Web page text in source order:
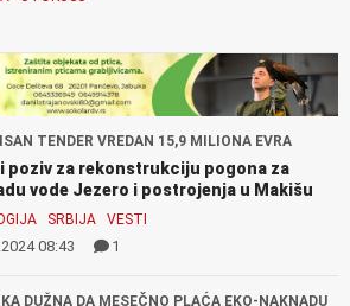
TENDER VREDAN 15,9 MILIONA EVRA
poziv za rekonstrukciju pogona za
vode Jezero i postrojenja u Makišu
SRBIJA VESTI
08:43 1
DUŽNA DA MESEČNO PLAĆA EKO-NAKNADU